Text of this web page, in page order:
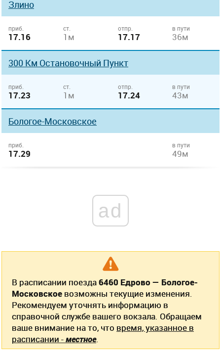
Злино
приб.
17.16
ст.
1м
отпр.
17.17
в пути
36м
300 Км Остановочный Пункт
приб.
17.23
ст.
1м
отпр.
17.24
в пути
43м
Бологое-Московское
приб.
17.29
в пути
49м
ad
В расписании поезда6460 Едрово — Бологое-
Московское возможны текущие изменения.
Рекомендуем уточнять информацию в
справочной службе вашего вокзала. Обращаем
ваше внимание на то, что время, указанное в
расписании -местное.